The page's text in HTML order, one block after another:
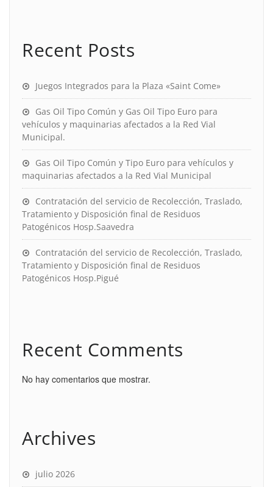
Recent Posts
Juegos Integrados para la Plaza «Saint Come»
Gas Oil Tipo Común y Gas Oil Tipo Euro para
vehículos y maquinarias afectados a la Red Vial
Municipal.
Gas Oil Tipo Común y Tipo Euro para vehículos y
maquinarias afectados a la Red Vial Municipal
Contratación del servicio de Recolección, Traslado,
Tratamiento y Disposición final de Residuos
Patogénicos Hosp.Saavedra
Contratación del servicio de Recolección, Traslado,
Tratamiento y Disposición final de Residuos
Patogénicos Hosp.Pigué
Recent Comments
No hay comentarios que mostrar.
Archives
julio 2026